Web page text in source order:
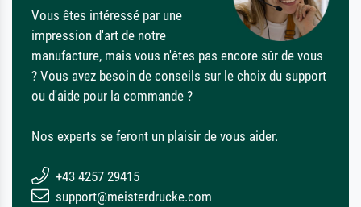
Vous êtes intéressé par une
impression d'art de notre
manufacture, mais vous n'êtes pas encore sûr de vous
? Vous avez besoin de conseils sur le choix du support
ou d'aide pour la commande ?
Nos experts se feront un plaisir de vous aider.
+43 4257 29415
support@meisterdrucke.com